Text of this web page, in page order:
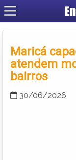
Maricá
atendem
bairros
30/06/2026